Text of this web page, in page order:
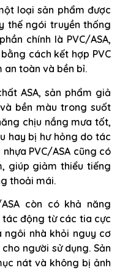
loại sản phẩm được
thế ngói truyền thống
chính là PVC/ASA,
cách kết hợp PVC
an toàn và bền bỉ.
ASA, sản phẩm giả
bền màu trong suốt
chịu nắng mưa tốt,
hay bị hư hỏng do tác
PVC/ASA cũng có
giúp giảm thiểu tiếng
thoải mái.
còn có khả năng
động từ các tia cực
nhà khỏi nguy cơ
người sử dụng. Sản
nát và không bị ảnh